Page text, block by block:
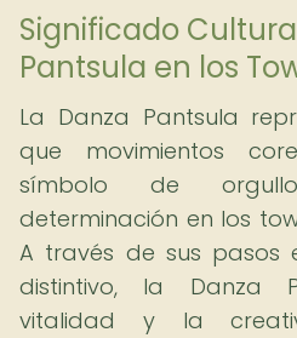
Significado
Pantsula en los
La Danza Pantsula
que movimientos
símbolo de
determinación en los
A través de sus pasos
distintivo, la Danza
vitalidad y la